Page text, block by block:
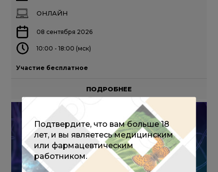
ОНЛАЙН
08 сентября 2026
10:00 - 18:00 (мск)
Участие бесплатное
ПОДРОБНЕЕ
Подтвердите, что вам больше 18
лет, и вы являетесь медицинским
или фармацевтическим
работником.